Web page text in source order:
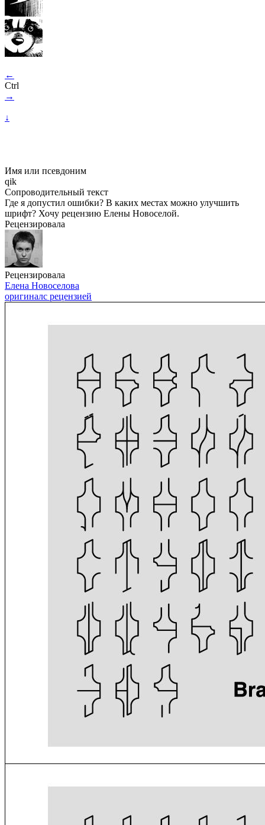
←
Ctrl
→
↓
Имя или псевдоним
qik
Сопроводительный текст
Где я допустил ошибки? В каких местах можно улучшить
шрифт? Хочу рецензию Елены Новоселой.
Рецензировала
Рецензировала
Елена Новоселова
оригиналс рецензией